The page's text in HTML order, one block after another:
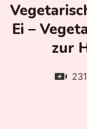
Ei –
zur
231